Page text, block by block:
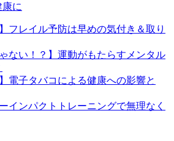
康に
フレイル予防は早めの気付き＆取り
ない！？】運動がもたらすメンタル
電子タバコによる健康への影響と
インパクトトレーニングで無理なく